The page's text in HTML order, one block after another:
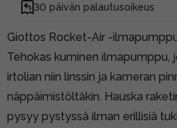
30 päivän palautusoikeus
Giottos Rocket-Air -
Tehokas kuminen ilmapumppu,
irtolian niin linssin ja kameran
näppäimistöltäkin. Hauska
pysyy pystyssä ilman erillisiä